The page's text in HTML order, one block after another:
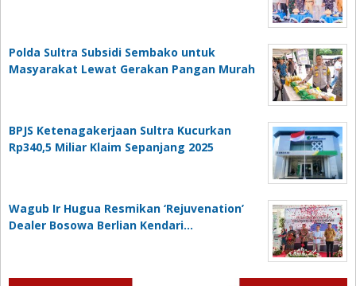
Polda Sultra Subsidi Sembako untuk
Masyarakat Lewat Gerakan Pangan Murah
BPJS Ketenagakerjaan Sultra Kucurkan
Rp340,5 Miliar Klaim Sepanjang 2025
Wagub Ir Hugua Resmikan ‘Rejuvenation’
Dealer Bosowa Berlian Kendari…